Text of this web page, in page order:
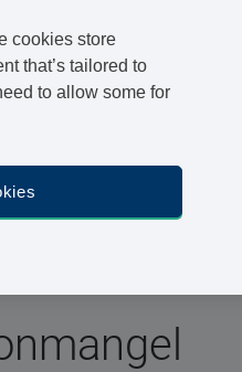
Registrierte Ärzte und
Apotheker
cookies store
that’s tailored to
to allow some for